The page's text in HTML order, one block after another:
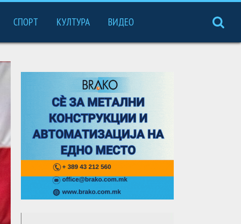
СПОРТ КУЛТУРА ВИДЕО